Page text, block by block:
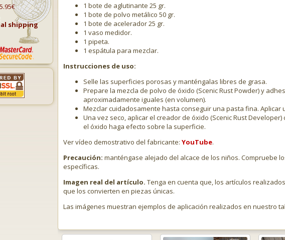
shipping
1 bote de aglutinante 25 gr.
1 bote de polvo metálico 50 gr.
1 bote de acelerador 25 gr.
1 vaso medidor.
1 pipeta.
1 espátula para mezclar.
Instrucciones de uso:
Selle las superficies porosas y manténgalas libres de grasa.
Prepare la mezcla de polvo de óxido (Scenic Rust Powder) y
aproximadamente iguales (en volumen).
Mezclar cuidadosamente hasta conseguir una pasta fina. Aplicar
Una vez seco, aplicar el creador de óxido (Scenic Rust
el óxido haga efecto sobre la superficie.
Ver vídeo demostrativo del fabricante: YouTube.
Precaución: manténgase alejado del alcace de los niños. Compruebe
específicas.
Imagen real del artículo. Tenga en cuenta que, los artículos
que los convierten en piezas únicas.
Las imágenes muestran ejemplos de aplicación realizados en nuestro